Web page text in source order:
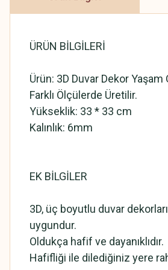
ÜRÜN BİLGİLERİ
Ürün: 3D Duvar Dekor Yaşam
Farklı Ölçülerde Üretilir.
Yükseklik: 33 * 33 cm
Kalınlık: 6mm
EK BİLGİLER
3D, üç boyutlu duvar
uygundur.
Oldukça hafif ve dayanıklıdır.
Hafifliği ile dilediğiniz yere